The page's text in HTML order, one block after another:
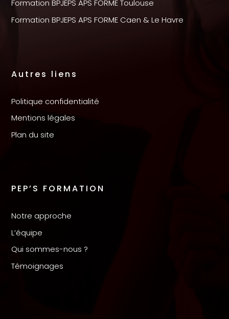
Formation BPJEPS APS FORME Toulouse
Formation BPJEPS APS FORME Caen & Le Havre
Autres liens
Politique confidentialité
Mentions légales
Plan du site
PEP’S FORMATION
Notre approche
L’équipe
Qui sommes-nous ?
Témoignages